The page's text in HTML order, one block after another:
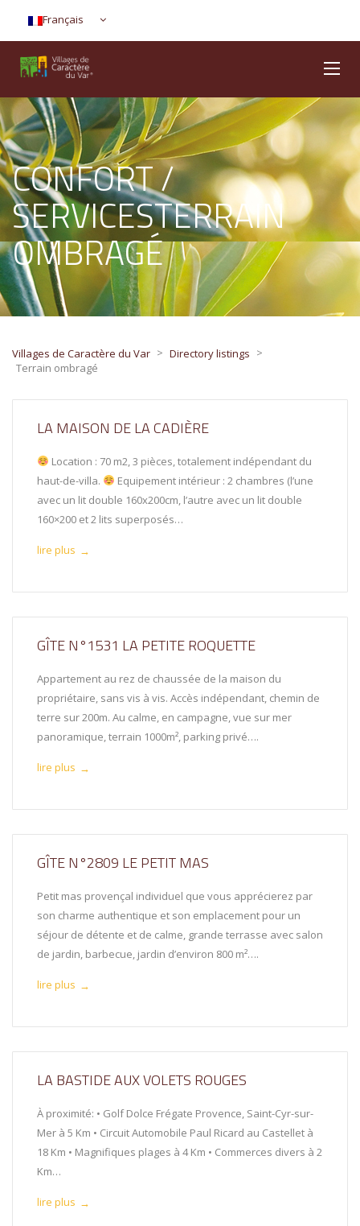
Français
CONFORT /
SERVICESTERRAIN
OMBRAGÉ
Villages de Caractère du Var > Directory listings >
Terrain ombragé
LA MAISON DE LA CADIÈRE
Location : 70 m2, 3 pièces, totalement indépendant du
haut-de-villa.
Equipement intérieur : 2 chambres (l’une
avec un lit double 160x200cm, l’autre avec un lit double
160×200 et 2 lits superposés…
lire plus →
GÎTE N°1531 LA PETITE ROQUETTE
Appartement au rez de chaussée de la maison du
propriétaire, sans vis à vis. Accès indépendant, chemin de
terre sur 200m. Au calme, en campagne, vue sur mer
panoramique, terrain 1000m², parking privé….
lire plus →
GÎTE N°2809 LE PETIT MAS
Petit mas provençal individuel que vous apprécierez par
son charme authentique et son emplacement pour un
séjour de détente et de calme, grande terrasse avec salon
de jardin, barbecue, jardin d’environ 800 m²….
lire plus →
LA BASTIDE AUX VOLETS ROUGES
À proximité: • Golf Dolce Frégate Provence, Saint-Cyr-sur-
Mer à 5 Km • Circuit Automobile Paul Ricard au Castellet à
18 Km • Magnifiques plages à 4 Km • Commerces divers à 2
Km…
lire plus →